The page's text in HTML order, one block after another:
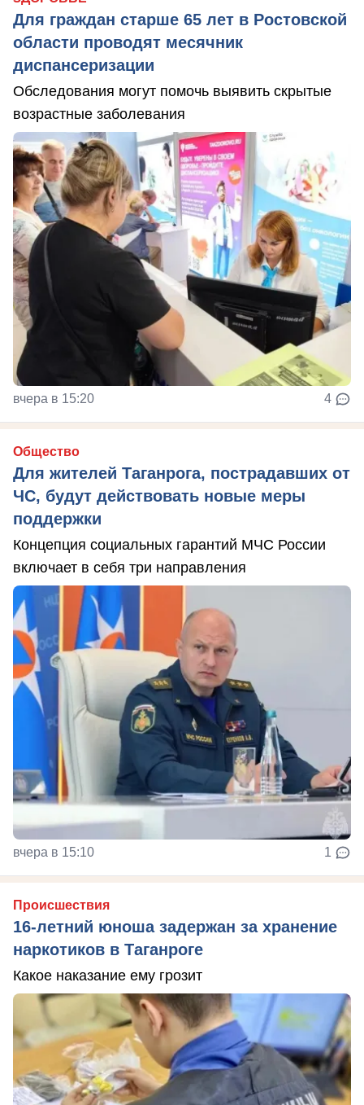
Для граждан старше 65 лет в Ростовской
области проводят месячник
диспансеризации
Обследования могут помочь выявить скрытые
возрастные заболевания
вчера в 15:20 4
Общество
Для жителей Таганрога, пострадавших от
ЧС, будут действовать новые меры
поддержки
Концепция социальных гарантий МЧС России
включает в себя три направления
вчера в 15:10 1
Происшествия
16-летний юноша задержан за хранение
наркотиков в Таганроге
Какое наказание ему грозит